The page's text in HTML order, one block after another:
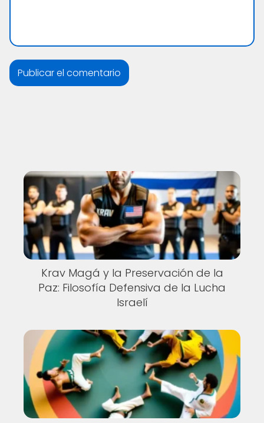
Krav Magá y la Preservación de la
Paz: Filosofía Defensiva de la Lucha
Israelí